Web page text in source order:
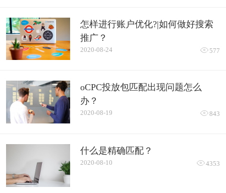
怎样进行账户优化?|如何做好搜索
推广？
2020-08-24  577
oCPC投放包匹配出现问题怎么
办？
2020-08-19 843
什么是精确匹配？
2020-08-10 4353